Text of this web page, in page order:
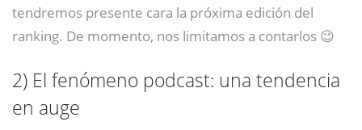
tendremos presente cara la próxima edición del
ranking. De momento, nos limitamos a contarlos 😉
2) El fenómeno podcast: una tendencia
en auge